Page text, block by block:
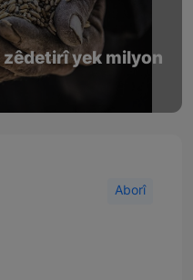
zêdetirî yek milyon
Aborî